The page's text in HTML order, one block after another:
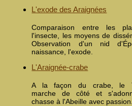
L'exode des Araignées
Comparaison entre les
l'insecte, les moyens de
Observation d'un nid
naissance, l'exode.
L'Araignée-crabe
A la façon du crabe, le
marche de côté et
chasse à l'Abeille avec passion.